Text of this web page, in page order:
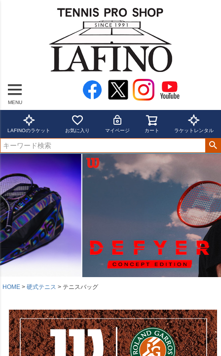
MENU
LAFINOのラケット お気に入り マイページ カート ラケットレンタル
HOME 硬式テニス テニスバッグ